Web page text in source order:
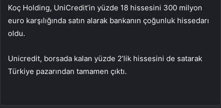
Koç Holding, UniCredit’in yüzde 18 hissesini 300 milyon
euro karşılığında satın alarak bankanın çoğunluk hissedarı
oldu.
Unicredit, borsada kalan yüzde 2’lik hissesini de satarak
Türkiye pazarından tamamen çıktı.